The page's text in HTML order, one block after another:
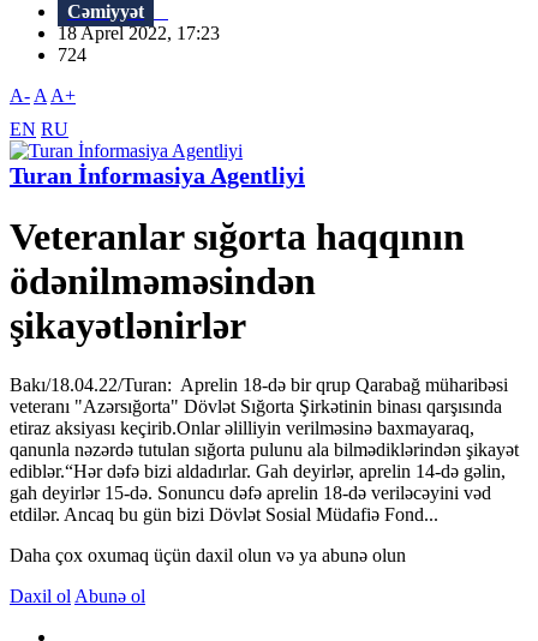
Cəmiyyət
18 Aprel 2022, 17:23
724
A- A A+
EN RU
Turan İnformasiya Agentliyi
Veteranlar sığorta haqqının
ödənilməməsindən
şikayətlənirlər
Bakı/18.04.22/Turan: Aprelin 18-də bir qrup Qarabağ müharibəsi
veteranı "Azərsığorta" Dövlət Sığorta Şirkətinin binası qarşısında
etiraz aksiyası keçirib.Onlar əlilliyin verilməsinə baxmayaraq,
qanunla nəzərdə tutulan sığorta pulunu ala bilmədiklərindən şikayət
ediblər.“Hər dəfə bizi aldadırlar. Gah deyirlər, aprelin 14-də gəlin,
gah deyirlər 15-də. Sonuncu dəfə aprelin 18-də veriləcəyini vəd
etdilər. Ancaq bu gün bizi Dövlət Sosial Müdafiə Fond...
Daha çox oxumaq üçün daxil olun və ya abunə olun
Daxil ol Abunə ol